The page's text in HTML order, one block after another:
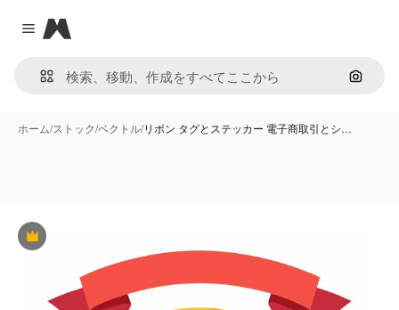
Close menu
Magnific
画像で
ホーム/ストック/ベクトル/リボン タグとステッカー 電子商取引とシ…
Premium